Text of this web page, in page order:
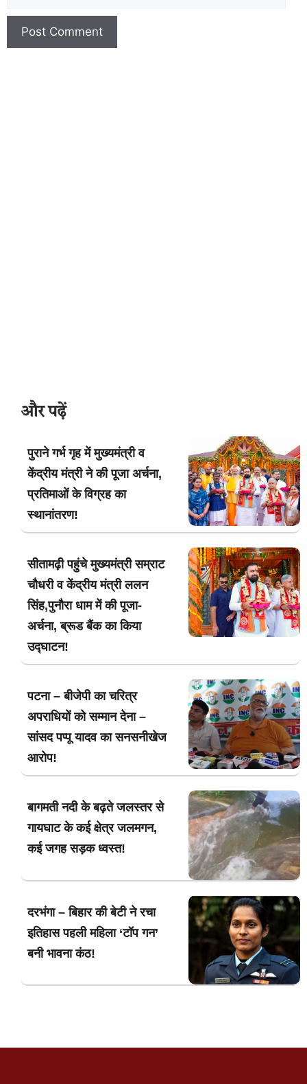
और पढ़ें
पुराने गर्भ गृह में मुख्यमंत्री व
केंद्रीय मंत्री ने की पूजा अर्चना,
प्रतिमाओं के विग्रह का
स्थानांतरण!
सीतामढ़ी पहुंचे मुख्यमंत्री सम्राट
चौधरी व केंद्रीय मंत्री ललन
सिंह,पुनौरा धाम में की पूजा-
अर्चना, ब्रूड बैंक का किया
उद्घाटन!
पटना – बीजेपी का चरित्र
अपराधियों को सम्मान देना –
सांसद पप्पू यादव का सनसनीखेज
आरोप!
बागमती नदी के बढ़ते जलस्तर से
गायघाट के कई क्षेत्र जलमगन,
कई जगह सड़क ध्वस्त!
दरभंगा – बिहार की बेटी ने रचा
इतिहास पहली महिला ‘टॉप गन’
बनी भावना कंठ!